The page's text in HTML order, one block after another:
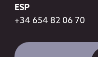
ESP
+34 654 82 06 70